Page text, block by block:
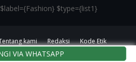
VIA WHATSAPP
$type={list1}
kami Redaksi
Kode Etik
byTemplatesYard